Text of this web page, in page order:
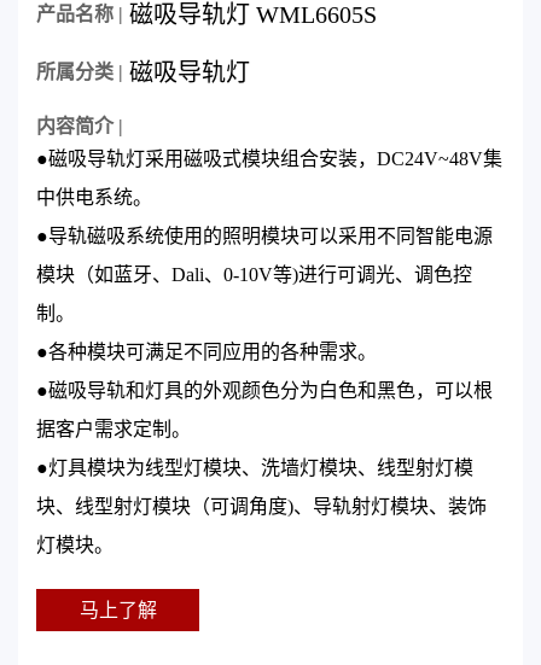
产品名称 | 磁吸导轨灯 WML6605S
所属分类 | 磁吸导轨灯
内容简介 |
●磁吸导轨灯采用磁吸式模块组合安装，DC24V~48V集
中供电系统。
●导轨磁吸系统使用的照明模块可以采用不同智能电源
模块（如蓝牙、Dali、0-10V等)进行可调光、调色控
制。
●各种模块可满足不同应用的各种需求。
●磁吸导轨和灯具的外观颜色分为白色和黑色，可以根
据客户需求定制。
●灯具模块为线型灯模块、洗墙灯模块、线型射灯模
块、线型射灯模块（可调角度)、导轨射灯模块、装饰
灯模块。
马上了解